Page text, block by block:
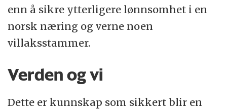
enn å sikre ytterligere lønnsomhet i en
norsk næring og verne noen
villaksstammer.
Verden og vi
Dette er kunnskap som sikkert blir en